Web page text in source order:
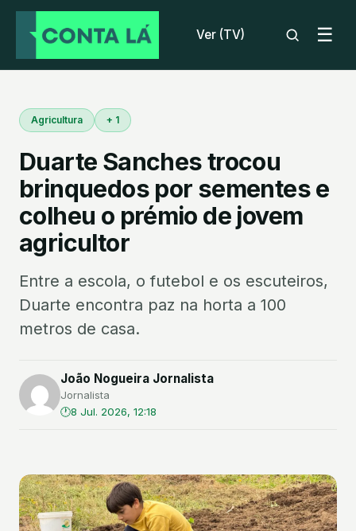
Ver (TV) ☰
Agricultura + 1
Duarte Sanches trocou
brinquedos por sementes e
colheu o prémio de jovem
agricultor
Entre a escola, o futebol e os escuteiros,
Duarte encontra paz na horta a 100
metros de casa.
João Nogueira Jornalista
Jornalista
8 Jul. 2026, 12:18